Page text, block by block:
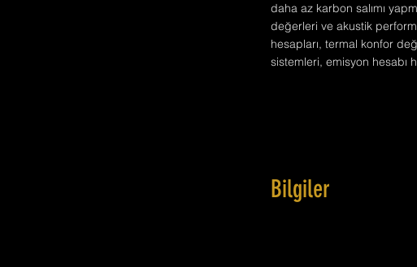
daha az karbon salımı
değerleri ve akustik
hesapları, termal konfor
sistemleri, emisyon hesabı
Bilgiler